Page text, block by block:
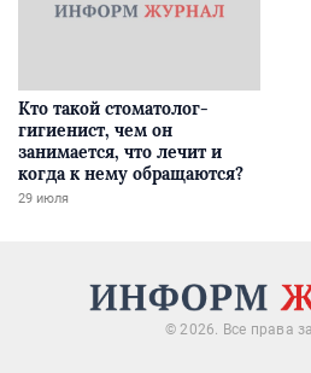
Кто такой стоматолог-
гигиенист, чем он
занимается, что лечит и
когда к нему обращаются?
29 июля
© 2026. Все права